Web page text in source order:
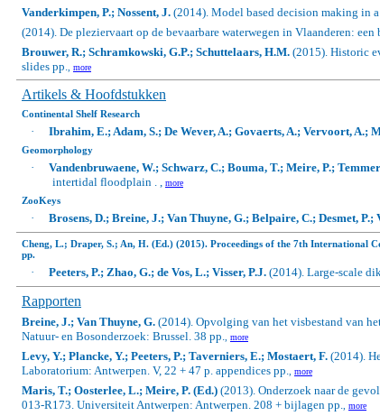
Vanderkimpen, P.; Nossent, J. (2014). Model based decision making in
(2014). De pleziervaart op de bevaarbare waterwegen in Vlaanderen:
Brouwer, R.; Schramkowski, G.P.; Schuttelaars, H.M. (2015). Historic
slides pp.
more
Artikels & Hoofdstukken
Continental Shelf Research
· Ibrahim, E.; Adam, S.; De Wever, A.; Govaerts, A.; Vervoort, A.;
Geomorphology
· Vandenbruwaene, W.; Schwarz, C.; Bouma, T.; Meire, P.;
intertidal floodplain . ,
more
ZooKeys
· Brosens, D.; Breine, J.; Van Thuyne, G.; Belpaire, C.; Desmet, P.;
Cheng, L.; Draper, S.; An, H. (Ed.) (2015). Proceedings of the 7th International
pp.
· Peeters, P.; Zhao, G.; de Vos, L.; Visser, P.J. (2014). Large-scale
Rapporten
Breine, J.; Van Thuyne, G. (2014). Opvolging van het visbestand van
Natuur- en Bosonderzoek: Brussel. 38 pp.
more
Levy, Y.; Plancke, Y.; Peeters, P.; Taverniers, E.; Mostaert, F. (2014).
Laboratorium: Antwerpen. V, 22 + 47 p. appendices pp.
more
Maris, T.; Oosterlee, L.; Meire, P. (Ed.) (2013). Onderzoek naar de
013-R173. Universiteit Antwerpen: Antwerpen. 208 + bijlagen pp.
more